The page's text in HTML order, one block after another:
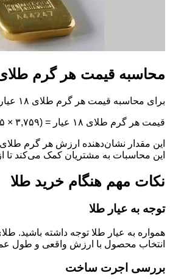
محاسبه قیمت هر گرم طلای ۱۸
برای محاسبه قیمت هر گرم طلای ۱۸ عیار، ابتدا باید قیمت جهانی هر اونس طلا مشخص شود. به عنوان مثال، اگر قیمت هر اونس طلا ۳,۷۵۹ دلار باشد:
قیمت هر گرم طلای ۱۸ عیار = (۳,۷۵۹ × ۰.۷۵) ÷ ۳۱.۱۰۳۵ ≈ ۹۰.۴۸ دلار
این مقدار نشان‌دهنده ارزش هر گرم
این محاسبات به مشتریان کمک می‌کند تا
نکات مهم هنگام خرید طلا
توجه به عیار طلا
انتخاب محصول با ارزش واقعی و طول
بررسی اجرت ساخت